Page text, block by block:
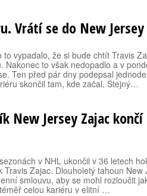
Vrátí se do New Jersey
to vypadalo, že si bude chtít Travis
Nakonec to však nedopadlo a v
Ten před pár dny podepsal
skončil tam, kde začal. Stejný…
New Jersey Zajac končí
v NHL ukončil v 36 letech
Travis Zajac. Dlouholetý tahoun
smlouvu, aby se mohl rozloučit
celou kariéru v elitní …